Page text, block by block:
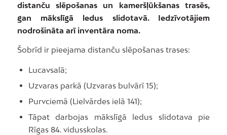
distanču slēpošanas un kameršļūkšanas trasēs,
gan mākslīgā ledus slidotavā. Iedzīvotājiem
nodrošināta arī inventāra noma.
Šobrīd ir pieejama distanču slēpošanas trases:
Lucavsalā;
Uzvaras parkā (Uzvaras bulvārī 15);
Purvciemā (Lielvārdes ielā 141);
Tāpat darbojas mākslīgā ledus slidotava pie
Rīgas 84. vidusskolas.